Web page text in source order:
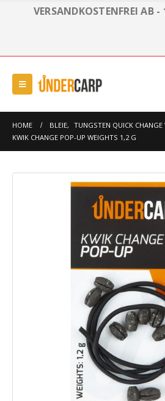
VERSANDKOSTENFREI AB -
HOME BLEIE, TUNGSTEN QUICK CHANGE
KWIK CHANGE POP-UP WEIGHTS 1,2 G